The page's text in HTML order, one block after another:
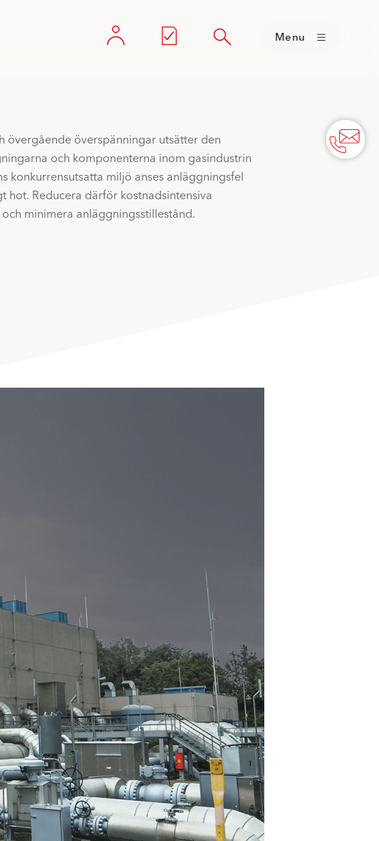
Menu
övergående överspänningar utsätter den
och komponenterna inom gasindustrin
konkurrensutsatta miljö anses anläggningsfel
hot. Reducera därför kostnadsintensiva
minimera anläggningsstillestånd.